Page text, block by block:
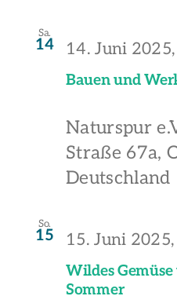
Sa.
14
Bauen und
14. Juni
Naturspur
Straße 67a,
Deutschland
So.
15
Wildes
Sommer
15. Juni